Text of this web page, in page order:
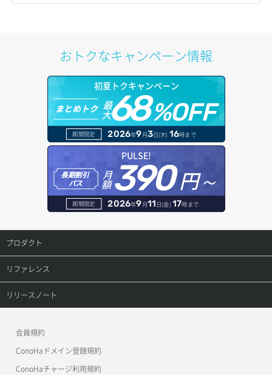
イメージ保存容量変更
イメージ詳細取得
アタッチ済みポート詳細取得
アタッチ済みボリューム一覧
アタッチ済みボリューム詳細取得
コンソールURL発行
サーバーに紐づくアドレス取得
サーバーに紐づくアドレス取得（ネットワーク指定）
サーバープラン一覧取得
サーバープラン変更
サーバープラン詳細一覧取得
サーバープラン詳細取得
サーバーメタデータ取得
サブネット詳細取得
セキュリティグループ ルール一覧取得
セキュリティグループ ルール作成
セキュリティグループ ルール削除
セキュリティグループ ルール詳細取得
セキュリティグループ一覧取得
ネットワーク一覧取得
ネットワーク作成（ローカルネットワーク用）
ヘルスモニタ一覧取得
ヘルスモニタ作成
ヘルスモニタ削除
ヘルスモニタ更新
ヘルスモニタ詳細取得
メンバー更新
メンバー詳細取得
メンバー追加
オブジェクトダウンロード
オブジェクトバージョン管理
オブジェクト一覧取得
オブジェクト削除
オブジェクト削除予約
オブジェクト複製
オブジェクト詳細取得
コンテナ一覧取得
コンテナ作成
コンテナ削除
ドメイン情報登録
ドメイン詳細取得
レコード一覧取得
レコード作成
レコード更新
レコード詳細取得
おトクなキャンペーン情報
初夏トクキャンペーン
まとめトク 最
大68%OFF
期間限定 2026年9月3日(木) 16時まで
PULSE!
長期割引
パス
月
額390円～
期間限定 2026年9月11日(金) 17時まで
プロダクト
プロダクトトップ
ConoHa VPS(Ver.3.0)
ConoHa for GAME
リファレンス
リファレンストップ
OpenStack CLI
リリースノート
会員規約
ConoHaドメイン登録規約
ConoHaチャージ利用規約